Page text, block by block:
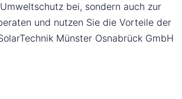
bei, sondern auch zur
und nutzen Sie die Vorteile der
Münster Osnabrück GmbH